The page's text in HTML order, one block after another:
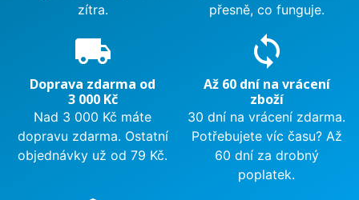
zítra.
přesně, co funguje.
local_shipping
Doprava zdarma od
3 000 Kč
Nad 3 000 Kč máte
dopravu zdarma. Ostatní
objednávky už od 79 Kč.
sync
Až 60 dní na vrácení
zboží
30 dní na vrácení zdarma.
Potřebujete víc času? Až
60 dní za drobný
poplatek.